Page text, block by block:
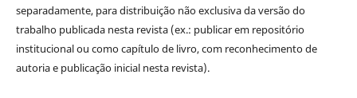
separadamente, para distribuição não exclusiva da versão do
trabalho publicada nesta revista (ex.: publicar em repositório
institucional ou como capítulo de livro, com reconhecimento de
autoria e publicação inicial nesta revista).